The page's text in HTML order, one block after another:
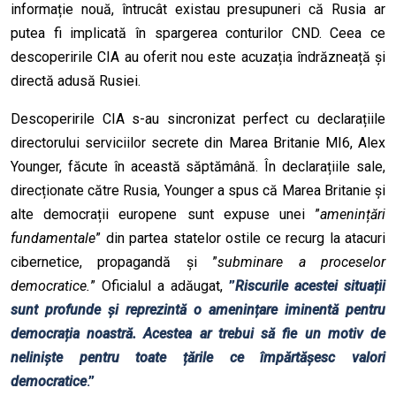
informație nouă, întrucât existau presupuneri că Rusia ar
putea fi implicată în spargerea conturilor CND. Ceea ce
descoperirile CIA au oferit nou este acuzația îndrăzneață și
directă adusă Rusiei.
Descoperirile CIA s-au sincronizat perfect cu declarațiile
directorului serviciilor secrete din Marea Britanie MI6, Alex
Younger, făcute în această săptămână. În declarațiile sale,
direcționate către Rusia, Younger a spus că Marea Britanie și
alte democrații europene sunt expuse unei ”amenințări
fundamentale” din partea statelor ostile ce recurg la atacuri
cibernetice, propagandă și ”subminare a proceselor
democratice.” Oficialul a adăugat, ”Riscurile acestei situații
sunt profunde și reprezintă o amenințare iminentă pentru
democrația noastră. Acestea ar trebui să fie un motiv de
neliniște pentru toate țările ce împărtășesc valori
democratice.”